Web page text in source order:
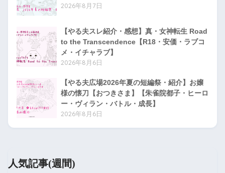
2026年8月7日
【やる夫スレ紹介・感想】真・女神転生 Road
to the Transcendence【R18・安価・ラブコ
メ・イチャラブ】
2026年8月6日
【やる夫広場2026年夏の短編祭・紹介】お嬢
様の懐刀【おつきさま】【朱雀院都子・ヒーロ
ー・ヴィラン・バトル・成長】
2026年8月6日
人気記事(週間)